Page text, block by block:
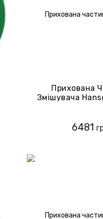
Прихована
Змішувача
6481